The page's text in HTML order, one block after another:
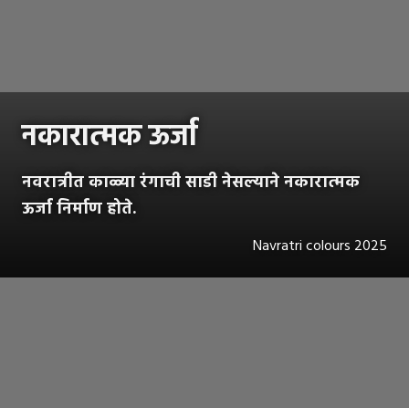
नकारात्मक ऊर्जा
नवरात्रीत काळ्या रंगाची साडी नेसल्याने नकारात्मक
ऊर्जा निर्माण होते.
Navratri colours 2025